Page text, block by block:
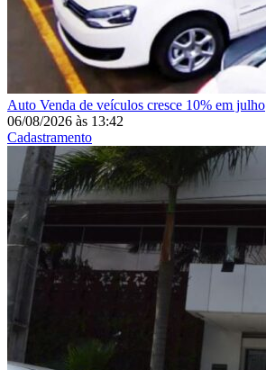
Auto Venda de veículos cresce 10% em julho
06/08/2026 às 13:42
Cadastramento